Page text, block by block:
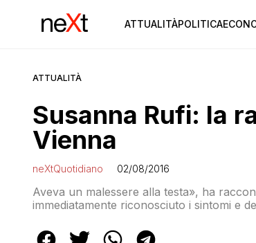
ATTUALITÀPOLITICA
ATTUALITÀ
Susanna Rufi: la
Vienna
neXtQuotidiano 02/08/2016
Aveva un malessere alla testa», ha
immediatamente riconosciuto i sintomi e